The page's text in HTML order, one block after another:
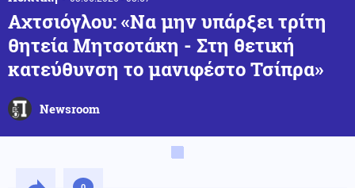
Αχτσιόγλου: «Να μην υπάρξει τρίτη
θητεία Μητσοτάκη - Στη θετική
κατεύθυνση το μανιφέστο Τσίπρα»
Newsroom